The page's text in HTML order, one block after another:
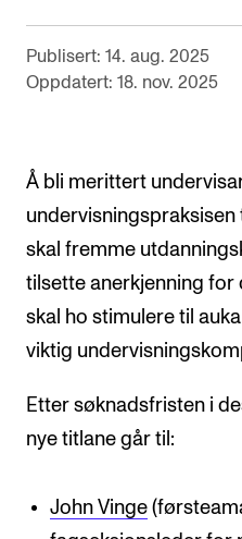
Utveksling og reiser
Nyheter for studenter
Etter noter nyhetsbrev
KONTAKTER
Studentutvalet SUT
Publisert: 14. aug. 2025
Oppdatert: 18. nov. 2025
Å bli merittert
skal fremme
tilsette anerkjenning for
skal ho stimulere til
viktig
Etter søknadsfristen i
nye titlane går til:
John Vinge